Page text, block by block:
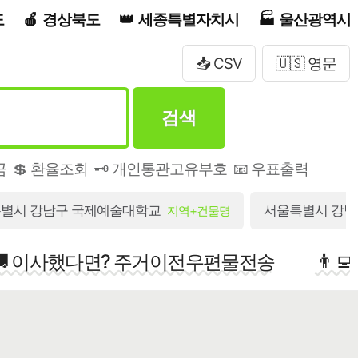
경상북도 세종특별자치시 울산광역시
📥 CSV 🇺🇸 영문
검색
💲 환율조회 🗝️ 개인통관고유부호 📧 우표출력
시 강남구 국제예술대학교 지역+건물명 서울특별시 강
이사했다면? 주거이전우편물전송